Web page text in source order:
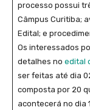
processo possui
Câmpus Curitiba;
Edital; e
Os interessados
detalhes no edital
ser feitas até dia
composta por 20
acontecerá no dia